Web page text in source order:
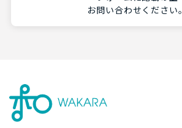
お問い合わせください。